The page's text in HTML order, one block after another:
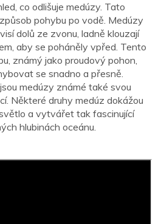
co odlišuje medúzy. Tato
pohybu po vodě. Medúzy
dolů ze zvonu, ladně klouzají
aby se poháněly vpřed. Tento
známý jako proudový pohon,
se snadno a přesně.
medúzy známé také svou
Některé druhy medúz dokážou
a vytvářet tak fascinující
hlubinách oceánu.